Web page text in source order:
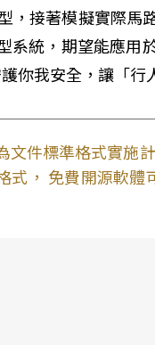
，接著模擬實際馬
統，期望能應用
你我安全，讓「行
文件標準格式實施
， 免費開源軟